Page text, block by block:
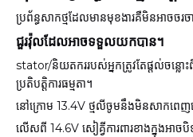
ប្រព័ន្ធសាកថ្មដែលមានមុខងារគឺមិនអាចចរច
ជួរវ៉ុលដែលអាចទទួលយកបាន។
stator/និយតកររបស់អ្នកត្រូវតែផ្តល់ចន្ល
ប្រតិបត្តិការធម្មតា។
នៅក្រោម 13.4V ថ្មលីចូមនឹងមិនសាកពេញ
លើសពី 14.6V សៀគ្វីការពារខាងក្នុងអាចបិ